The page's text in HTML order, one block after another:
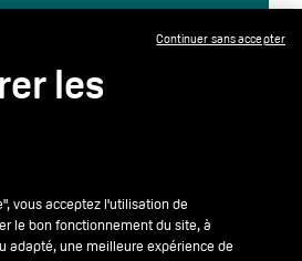
les
vous acceptez l'utilisation de
le bon fonctionnement du site, à
adapté, une meilleure expérience de
Continuer sans accepter